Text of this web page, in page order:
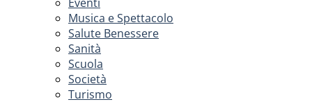
Musica e Spettacolo
Salute Benessere
Sanità
Scuola
Società
Turismo